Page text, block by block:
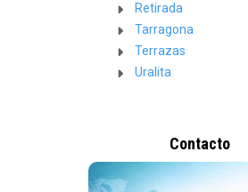
Retirada
Tarragona
Terrazas
Uralita
Contacto